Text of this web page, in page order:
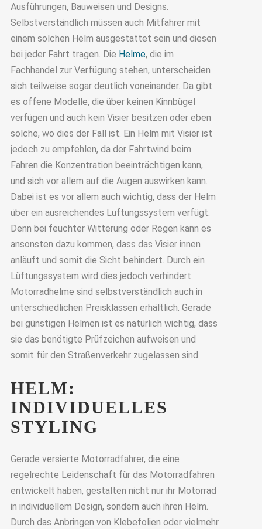
Ausführungen, Bauweisen und Designs.
Selbstverständlich müssen auch Mitfahrer mit
einem solchen Helm ausgestattet sein und diesen
bei jeder Fahrt tragen. Die Helme, die im
Fachhandel zur Verfügung stehen, unterscheiden
sich teilweise sogar deutlich voneinander. Da gibt
es offene Modelle, die über keinen Kinnbügel
verfügen und auch kein Visier besitzen oder eben
solche, wo dies der Fall ist. Ein Helm mit Visier ist
jedoch zu empfehlen, da der Fahrtwind beim
Fahren die Konzentration beeinträchtigen kann,
und sich vor allem auf die Augen auswirken kann.
Dabei ist es vor allem auch wichtig, dass der Helm
über ein ausreichendes Lüftungssystem verfügt.
Denn bei feuchter Witterung oder Regen kann es
ansonsten dazu kommen, dass das Visier innen
anläuft und somit die Sicht behindert. Durch ein
Lüftungssystem wird dies jedoch verhindert.
Motorradhelme sind selbstverständlich auch in
unterschiedlichen Preisklassen erhältlich. Gerade
bei günstigen Helmen ist es natürlich wichtig, dass
sie das benötigte Prüfzeichen aufweisen und
somit für den Straßenverkehr zugelassen sind.
HELM:
INDIVIDUELLES
STYLING
Gerade versierte Motorradfahrer, die eine
regelrechte Leidenschaft für das Motorradfahren
entwickelt haben, gestalten nicht nur ihr Motorrad
in individuellem Design, sondern auch ihren Helm.
Durch das Anbringen von Klebefolien oder vielmehr